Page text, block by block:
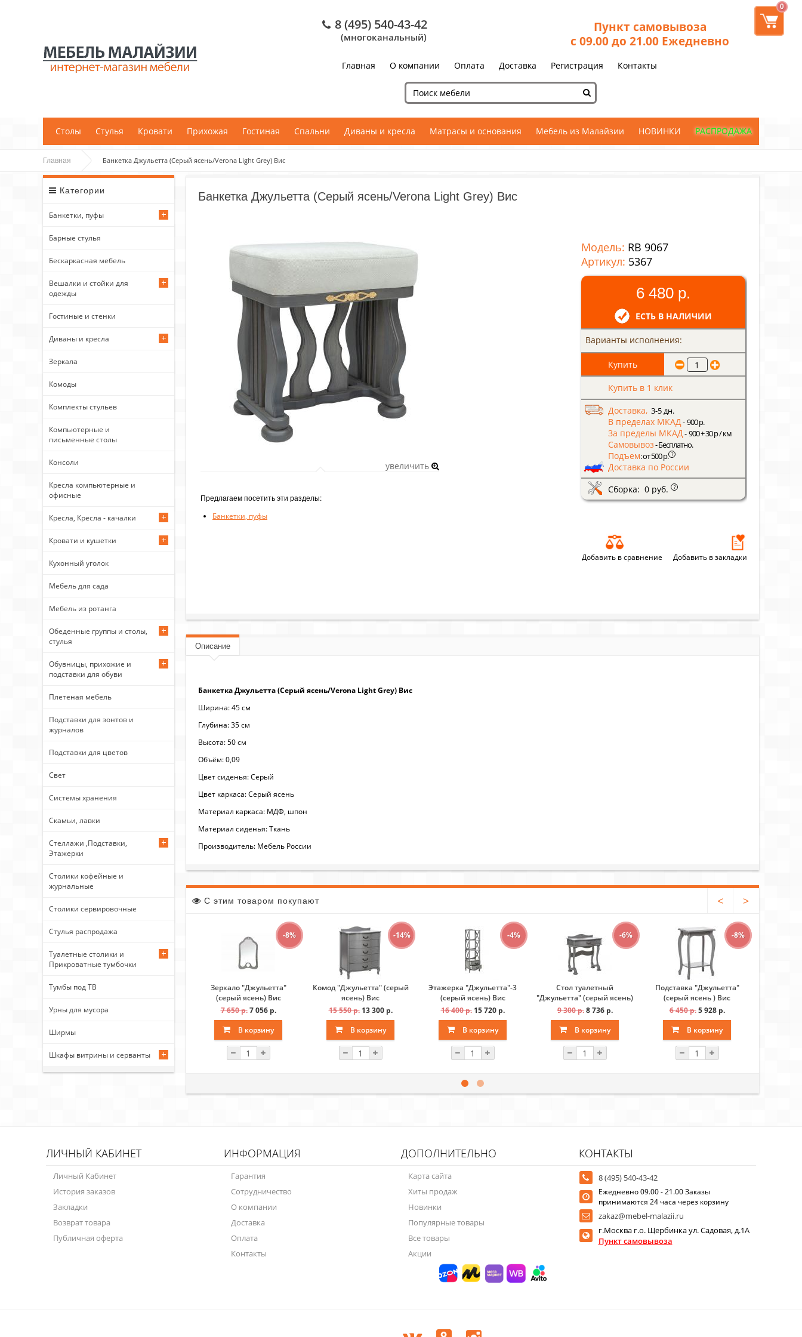
0
8 (495) 540-43-42
(многоканальный)
Пункт самовывоза
с 09.00 до 21.00 Ежедневно
Главная О компании Оплата Доставка Регистрация Контакты
Столы Стулья Кровати Прихожая Гостиная Спальни Диваны и кресла Матрасы и основания Мебель из Малайзии НОВИНКИ РАСПРОДАЖА
Главная Банкетка Джульетта (Серый ясень/Verona Light Grey) Вис
Категории
Банкетки, пуфы
Барные стулья
Бескаркасная мебель
Вешалки и стойки для
одежды
Гостиные и стенки
Диваны и кресла
Зеркала
Комоды
Комплекты стульев
Компьютерные и
письменные столы
Консоли
Кресла компьютерные и
офисные
Кресла, Кресла - качалки
Кровати и кушетки
Кухонный уголок
Мебель для сада
Мебель из ротанга
Обеденные группы и столы,
стулья
Обувницы, прихожие и
подставки для обуви
Плетеная мебель
Подставки для зонтов и
журналов
Подставки для цветов
Свет
Системы хранения
Скамьи, лавки
Стеллажи ,Подставки,
Этажерки
Столики кофейные и
журнальные
Столики сервировочные
Стулья распродажа
Туалетные столики и
Прикроватные тумбочки
Тумбы под ТВ
Урны для мусора
Ширмы
Шкафы витрины и серванты
Банкетка Джульетта (Серый ясень/Verona Light Grey) Вис
увеличить
Предлагаем посетить эти разделы:
Банкетки, пуфы
Модель: RB 9067
Артикул: 5367
6 480 р.
ЕСТЬ В НАЛИЧИИ
Варианты исполнения:
Купить в 1 клик
Доставка, 3-5 дн.
В пределах МКАД- 900 р.
За пределы МКАД- 900 + 30 р / км
Самовывоз- Бесплатно.
Подъем: от 500 р. ?
Доставка по России
Сборка: 0 руб.
?
Добавить в сравнение Добавить в закладки
Описание
Банкетка Джульетта (Серый ясень/Verona Light Grey) Вис
Ширина: 45 см
Глубина: 35 см
Высота: 50 см
Объём: 0,09
Цвет сиденья: Серый
Цвет каркаса: Серый ясень
Материал каркаса: МДФ, шпон
Материал сиденья: Ткань
Производитель: Мебель России
С этим товаром покупают
-8%
Зеркало "Джульетта"
(серый ясень) Вис
7 650 р. 7 056 р.
В корзину
-14%
Комод "Джульетта" (серый
ясень) Вис
15 550 р. 13 300 р.
В корзину
-4%
Этажерка "Джульетта"-3
(серый ясень) Вис
16 400 р. 15 720 р.
В корзину
-6%
Стол туалетный
"Джульетта" (серый ясень)
Вис
9 300 р. 8 736 р.
В корзину
-8%
Подставка "Джульетта"
(серый ясень ) Вис
6 450 р. 5 928 р.
В корзину
< >
ЛИЧНЫЙ КАБИНЕТ
Личный Кабинет
История заказов
Закладки
Возврат товара
Публичная оферта
ИНФОРМАЦИЯ
Гарантия
Сотрудничество
О компании
Доставка
Оплата
Контакты
ДОПОЛНИТЕЛЬНО
Карта сайта
Хиты продаж
Новинки
Популярные товары
Все товары
Акции
КОНТАКТЫ
8 (495) 540-43-42
Ежедневно 09.00 - 21.00 Заказы
принимаются 24 часа через корзину
zakaz@mebel-malazii.ru
г.Москва г.о. Щербинка ул. Садовая, д.1А
Пункт самовывоза